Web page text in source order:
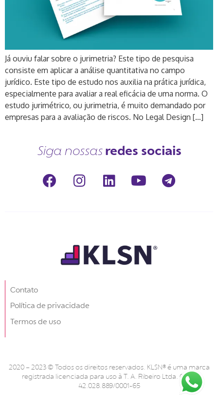
Já ouviu falar sobre o jurimetria? Este tipo de pesquisa
consiste em aplicar a análise quantitativa no campo
jurídico. Este tipo de estudo nos auxilia na prática jurídica,
especialmente para avaliar a real eficácia de uma norma. O
estudo jurimétrico, ou jurimetria, é muito demandado por
empresas para a avaliação de riscos. No Legal Design […]
Siga nossas redes sociais
Contato
Política de privacidade
Termos de uso
2020 – 2023 © Todos os direitos reservados. KLSN® é uma marca
registrada licenciada para uso à T. A. Ribeiro Ltda. CNPJ
42.028.889/0001-65